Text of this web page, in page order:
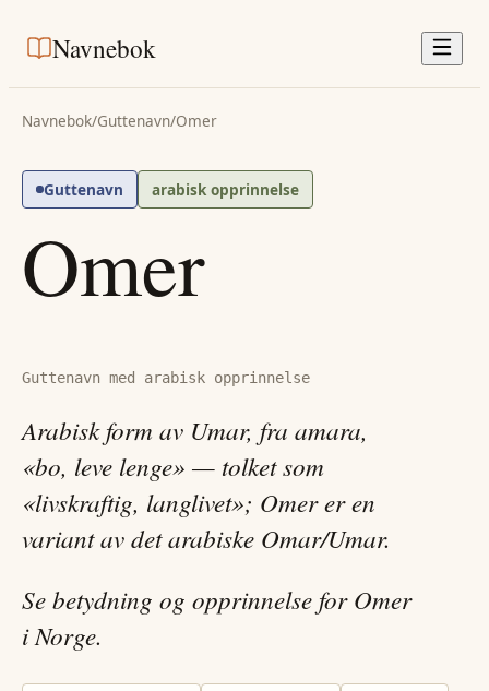
Navnebok
Navnebok/Guttenavn/Omer
Guttenavn arabisk opprinnelse
Omer
Guttenavn med arabisk opprinnelse
Arabisk form av Umar, fra amara,
«bo, leve lenge» — tolket som
«livskraftig, langlivet»; Omer er en
variant av det arabiske Omar/Umar.
Se betydning og opprinnelse for Omer
i Norge.